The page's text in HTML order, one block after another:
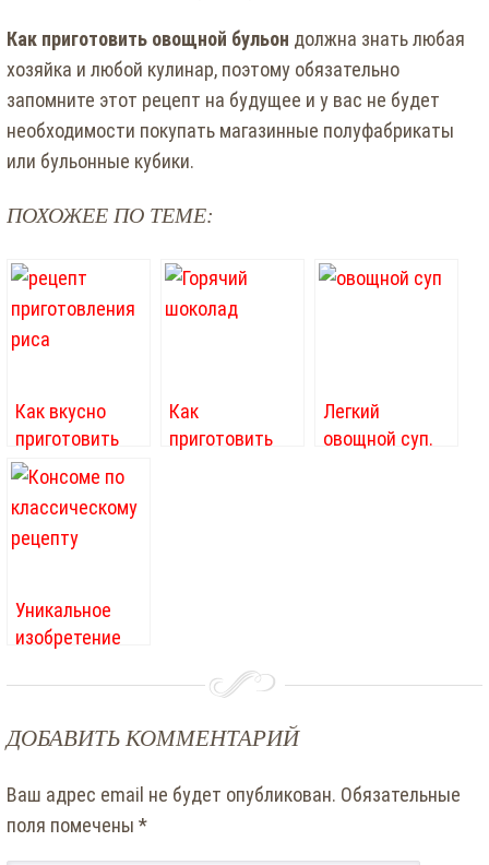
Как приготовить овощной бульон должна знать любая
хозяйка и любой кулинар, поэтому обязательно
запомните этот рецепт на будущее и у вас не будет
необходимости покупать магазинные полуфабрикаты
или бульонные кубики.
ПОХОЖЕЕ ПО ТЕМЕ:
Как вкусно
приготовить
рис
Как
приготовить
Легкий
овощной суп.
​Уникальное
изобретение
кулинаров –
ДОБАВИТЬ КОММЕНТАРИЙ
Ваш адрес email не будет опубликован. Обязательные
поля помечены *